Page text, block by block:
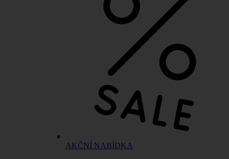
AKČNÍ NABÍDKA